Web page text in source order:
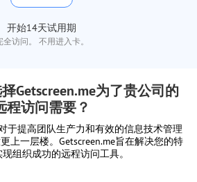
开始14天试用期
全访问。 不用进入卡。
Getscreen.me为了贵公司的
程访问需要？
于提高团队生产力和有效的信息技术管理
上一层楼。Getscreen.me旨在解决您的特
组织成功的远程访问工具。